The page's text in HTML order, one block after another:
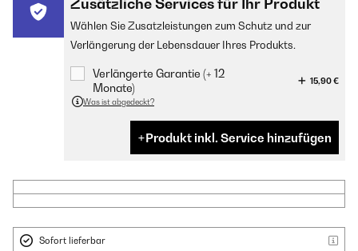
Zusätzliche Services für Ihr Produkt
Wählen Sie Zusatzleistungen zum Schutz und zur
Verlängerung der Lebensdauer Ihres Produkts.
Verlängerte Garantie (+ 12
Monate)
15,90 €
Was ist abgedeckt?
Produkt inkl. Service hinzufügen
Sofort lieferbar